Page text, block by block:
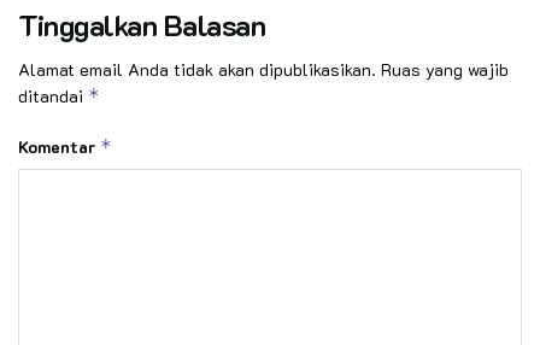
Tinggalkan Balasan
Alamat email Anda tidak akan dipublikasikan. Ruas yang wajib
ditandai *
Komentar *